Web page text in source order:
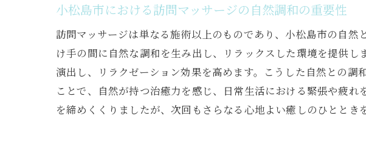
訪問マッサージ
極上のリラクゼ
心と身体を癒す
訪問マッサージ
訪問マッサージ
身体と心を癒す
小松島市における訪問マッサージの自然調和の重要性
訪問マッサージは単なる施術以上のものであり、小松島市の自
け手の間に自然な調和を生み出し、リラックスした環境を提供
演出し、リラクゼーション効果を高めます。こうした自然との
ことで、自然が持つ治癒力を感じ、日常生活における緊張や疲
を締めくくりましたが、次回もさらなる心地よい癒しのひととき